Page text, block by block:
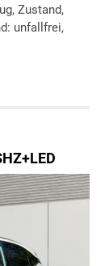
Zustand,
unfallfrei,